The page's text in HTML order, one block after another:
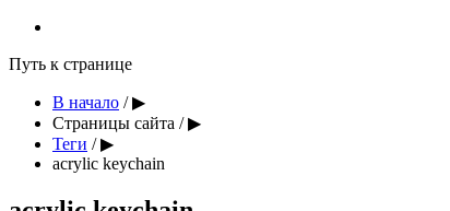
Путь к странице
В начало / ▶︎
Страницы сайта / ▶︎
Теги / ▶︎
acrylic keychain